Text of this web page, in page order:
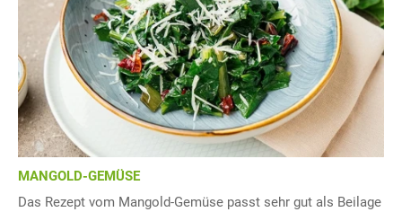
MANGOLD-GEMÜSE
Das Rezept vom Mangold-Gemüse passt sehr gut als Beilage